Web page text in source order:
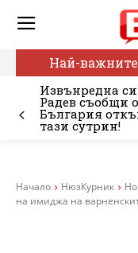
Най-
Извънредна
Радев съобщи
България
тази сутрин!
Начало НюзКурник
на имиджа на